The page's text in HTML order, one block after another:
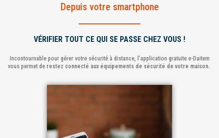
Depuis votre smartphone
VÉRIFIER TOUT CE QUI SE PASSE CHEZ VOUS !
Incontournable pour gérer votre sécurité à distance, l’application gratuite e-Daitem
vous permet de restez connecté aux équipements de sécurité de votre maison.